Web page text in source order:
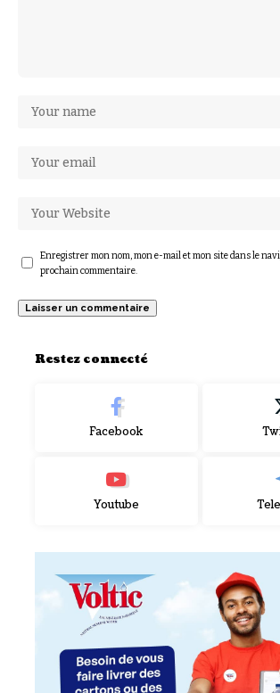
Enregistrer mon nom, mon e-mail et mon site dans le
prochain commentaire.
Restez connecté
Facebook
Youtube